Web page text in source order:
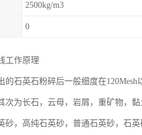
2500kg/m3
0
工作原理
的石英石粉碎后一般细度在
次为长石，云母，岩屑，重矿物，
砂，高纯石英砂，普通石英砂，石